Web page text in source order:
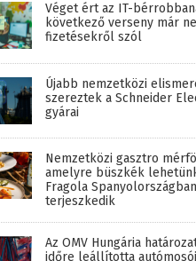
Véget ért az IT-
következő verseny már
fizetésekről szól
Újabb nemzetközi
szereztek a Schneider
gyárai
Nemzetközi gasztro
amelyre büszkék
Fragola Spanyolországban
terjeszkedik
Az OMV Hungária
időre leállította